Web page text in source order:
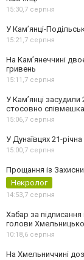
15:30,7 серпня
У Кам’янці-
15:21,7 серпня
На Камʼянеччині
гривень
15:11,7 серпня
У Камʼянці
стосовно
15:06,7 серпня
У Дунаївцях 21-
15:00,7 серпня
Прощання із
Некролог
14:53,7 серпня
Хабар за
голови
10:18,6 серпня
На Хмельниччині